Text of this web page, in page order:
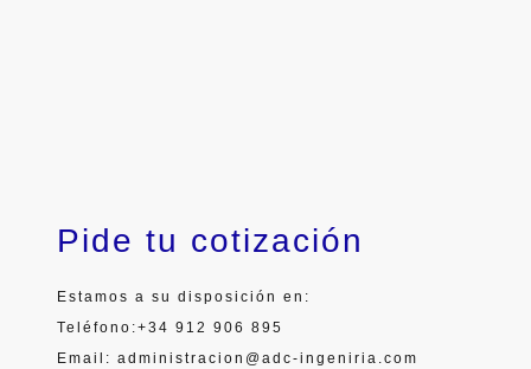
Pide tu cotización
Estamos a su disposición en:
Teléfono:+34 912 906 895
Email: administracion@adc-ingeniria.com